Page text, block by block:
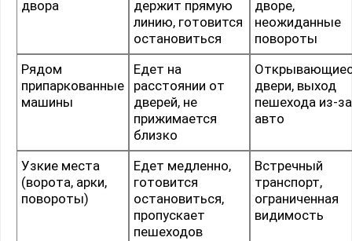
двора
держит прямую
линию, готовится
остановиться
дворе,
неожиданные
повороты
Рядом
припаркованные
машины
Едет на
расстоянии от
дверей, не
прижимается
близко
двери, выход
пешехода из-за
авто
Узкие места
(ворота, арки,
повороты)
Едет медленно,
готовится
остановиться,
пропускает
пешеходов
Встречный
транспорт,
ограниченная
видимость